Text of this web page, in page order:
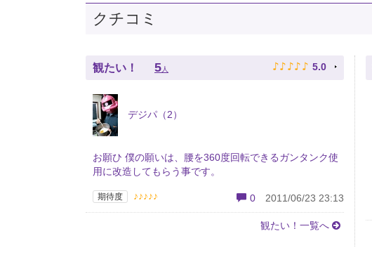
クチコミ
観たい！ 5 人 ♪ ♪ ♪ ♪ ♪ 5.0
デジパ（2）
お願ひ 僕の願いは、腰を360度回転できるガンタンク使
用に改造してもらう事です。
期待度 ♪♪♪♪♪ 0 2011/06/23 23:13
観たい！一覧へ